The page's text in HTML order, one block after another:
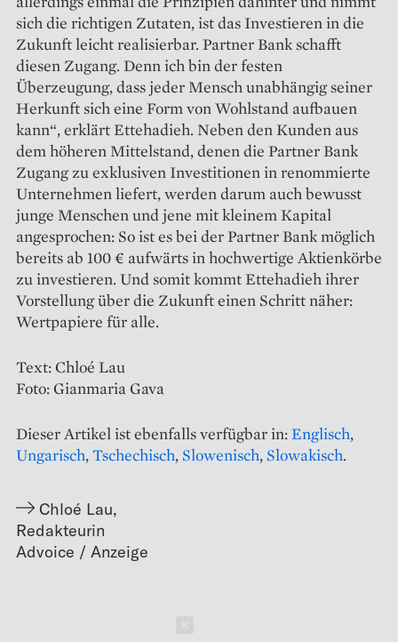
sich die richtigen Zutaten, ist das Investieren in die
Zukunft leicht realisierbar. Partner Bank schafft
diesen Zugang. Denn ich bin der festen
Überzeugung, dass jeder Mensch unabhängig seiner
Herkunft sich eine Form von Wohlstand aufbauen
kann“, erklärt Ettehadieh. Neben den Kunden aus
dem höheren Mittelstand, denen die Partner Bank
Zugang zu exklusiven Investitionen in renommierte
Unternehmen liefert, werden darum auch bewusst
junge Menschen und jene mit kleinem Kapital
angesprochen: So ist es bei der Partner Bank möglich
bereits ab 100 € aufwärts in hochwertige Aktienkörbe
zu investieren. Und somit kommt Ettehadieh ihrer
Vorstellung über die Zukunft einen Schritt näher:
Wertpapiere für alle.
Text: Chloé Lau
Foto: Gianmaria Gava
Dieser Artikel ist ebenfalls verfügbar in:Englisch,
Ungarisch,Tschechisch, Slowenisch, Slowakisch.
Chloé Lau,
Redakteurin